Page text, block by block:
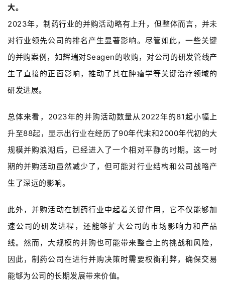
大。
2023年，制药行业的并购活动略有上升，但整体而言，并未
对行业领先公司的排名产生显著影响。尽管如此，一些关键
的并购案例，如辉瑞对Seagen的收购，对公司的研发管线产
生了直接的正面影响，推动了其在肿瘤学等关键治疗领域的
研发进展。
总体来看，2023年的并购活动数量从2022年的81起小幅上
升至88起，显示出行业在经历了90年代末和2000年代初的大
规模并购浪潮后，已经进入了一个相对平静的时期。这一时
期的并购活动虽然减少了，但可能对行业结构和公司战略产
生了深远的影响。
此外，并购活动在制药行业中起着关键作用，它不仅能够加
速公司的研发进程，还能够扩大公司的市场影响力和产品
线。然而，大规模的并购也可能带来整合上的挑战和风险，
因此，制药公司在进行并购决策时需要权衡利弊，确保交易
能够为公司的长期发展带来价值。